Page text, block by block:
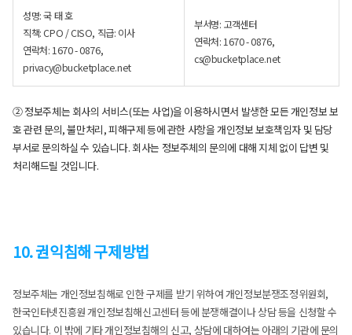
성명: 국 태 호
직책: CPO / CISO, 직급: 이사
연락처: 1670 - 0876,
privacy@bucketplace.net
부서명: 고객센터
연락처: 1670 - 0876,
cs@bucketplace.net
② 정보주체는 회사의 서비스(또는 사업)을 이용하시면서 발생한 모든 개인정보 보
호 관련 문의, 불만처리, 피해구제 등에 관한 사항을 개인정보 보호책임자 및 담당
부서로 문의하실 수 있습니다. 회사는 정보주체의 문의에 대해 지체 없이 답변 및
처리해드릴 것입니다.
10. 권익침해 구제방법
정보주체는 개인정보침해로 인한 구제를 받기 위하여 개인정보분쟁조정위원회,
한국인터넷진흥원 개인정보침해신고센터 등에 분쟁해결이나 상담 등을 신청할 수
있습니다. 이 밖에 기타 개인정보침해의 신고, 상담에 대하여는 아래의 기관에 문의